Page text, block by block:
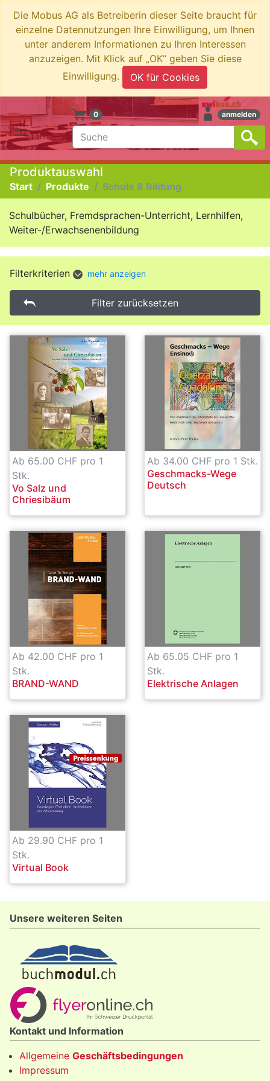
Die Mobus AG als Betreiberin dieser Seite braucht für
einzelne Datennutzungen Ihre Einwilligung, um Ihnen
unter anderem Informationen zu Ihren Interessen
anzuzeigen. Mit Klick auf „OK“ geben Sie diese
Einwilligung.
OK für Cookies
0 anmelden
Produktauswahl
Start Produkte Schule & Bildung
Schulbücher, Fremdsprachen-Unterricht, Lernhilfen,
Weiter-/Erwachsenenbildung
Filterkriterien mehr anzeigen
Filter zurücksetzen
Ab 65.00 CHF pro 1
Stk.
Vo Salz und
Chriesibäum
Ab 34.00 CHF pro 1 Stk.
Geschmacks-Wege
Deutsch
Ab 42.00 CHF pro 1
Stk.
BRAND-WAND
Ab 65.05 CHF pro 1
Stk.
Elektrische Anlagen
Ab 29.90 CHF pro 1
Stk.
Virtual Book
Unsere weiteren Seiten
Kontakt und Information
Allgemeine Geschäftsbedingungen
Impressum